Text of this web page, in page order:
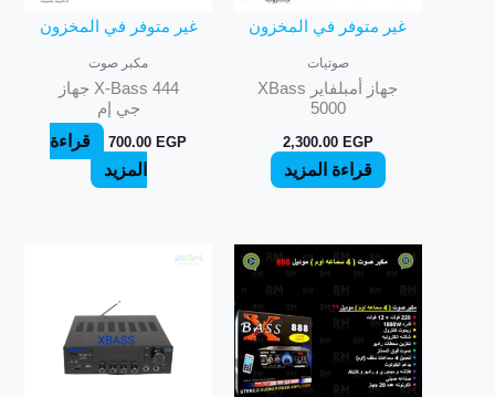
غير متوفر في المخزون
صوتيات
جهاز أمبلفاير XBass
5000
2,300.00 EGP
قراءة المزيد
غير متوفر في المخزون
مكبر صوت
X-Bass 444 جهاز
جي إم
700.00EGP
قراءة
المزيد